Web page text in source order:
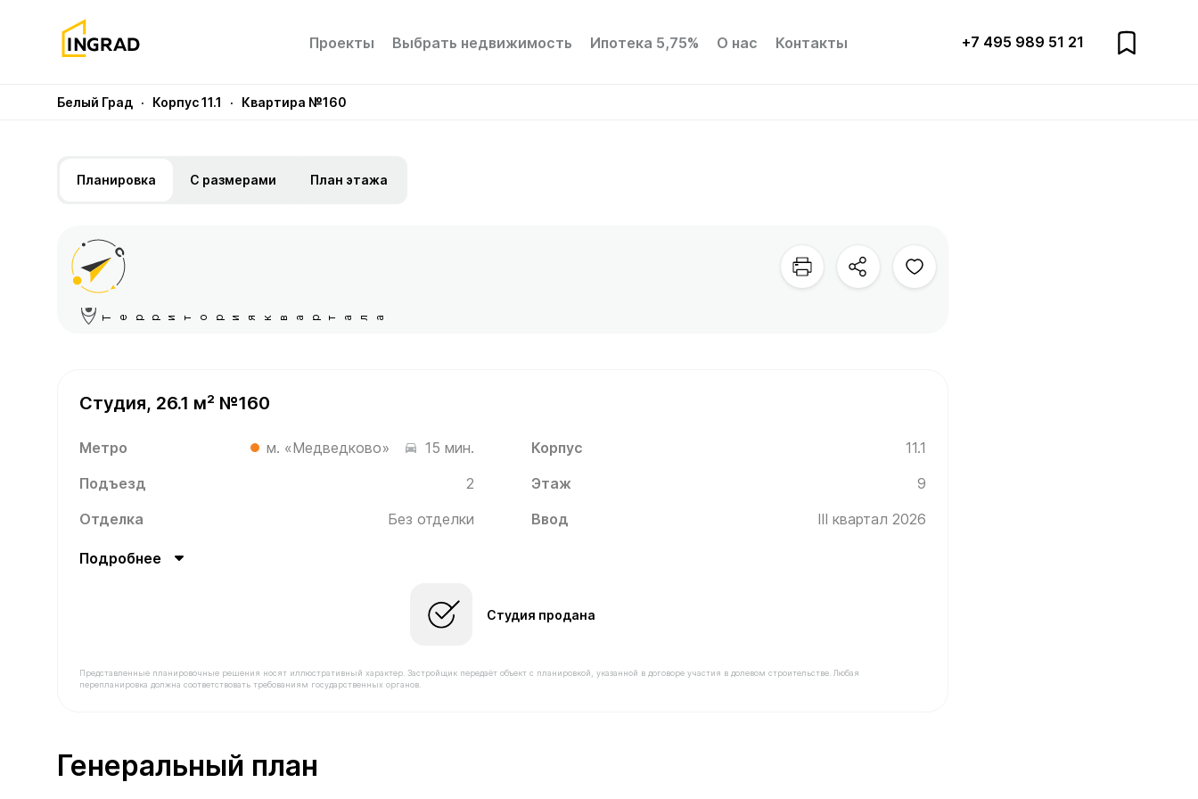
Проекты Выбрать недвижимость Ипотека 5,75% О нас Контакты +7 495 989 51 21
Белый Град · Корпус 11.1 · Квартира №160
Планировка С размерами План этажа
Территория квартала
Студия, 26.1 м² №160
Метро м. «Медведково» 15 мин. Корпус 11.1
Подъезд 2 Этаж
9
Отделка
Без отделки Ввод III квартал 2026
Подробнее
Студия продана
Представленные планировочные решения носят иллюстративный характер. Застройщик передаёт объект с планировкой, указанной в договоре участия в долевом строительстве. Любая
перепланировка должна соответствовать требованиям государственных органов.
Генеральный план